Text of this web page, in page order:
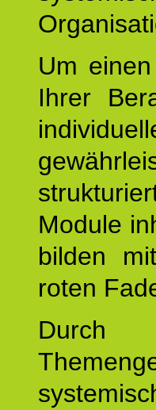
Um
Ihrer
Module
bilden
roten